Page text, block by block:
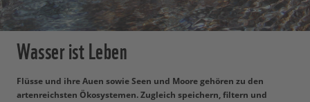
Wasser ist Leben
Flüsse und ihre Auen sowie Seen und Moore gehören zu den
artenreichsten Ökosystemen. Zugleich speichern, filtern und